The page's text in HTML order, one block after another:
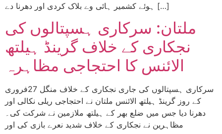
ہوئے کشمیر ہائی وے بلاک کردی اور دھرنا دے […]
ملتان: سرکاری ہسپتالوں کی
نجکاری کے خلاف گرینڈ ہیلتھ
الائنس کا احتجاجی مظاہرہ
سرکاری ہسپتالوں کی جاری نجکاری کے خلاف منگل 27فروری
کے روز گرینڈ ہیلتھ الائنس ملتان نے احتجاجی ریلی نکالی اور
دھرنا دیا جس میں ضلع بھر کے ہیلتھ ملازمین نے شرکت کی۔
مظاہرین نے نجکاری کے خلاف شدید نعرے بازی کی اور